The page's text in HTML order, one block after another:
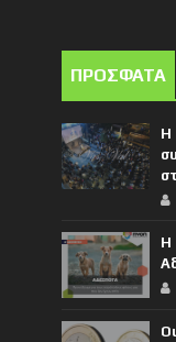
ΠΡΟΣΦΑΤΑ
Η
Η